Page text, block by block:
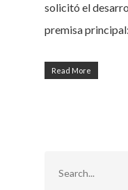
solicitó el
premisa
Read More